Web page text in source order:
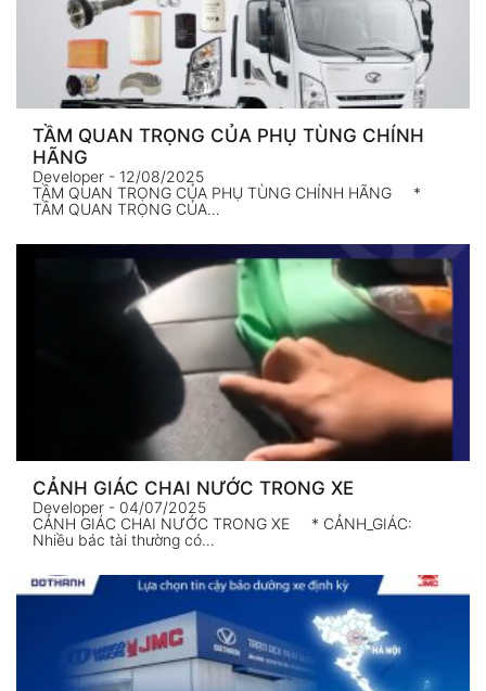
TẦM QUAN TRỌNG CỦA PHỤ TÙNG CHÍNH
HÃNG
Developer - 12/08/2025
TẦM QUAN TRỌNG CỦA PHỤ TÙNG CHÍNH HÃNG *
TẦM QUAN TRỌNG CỦA…
CẢNH GIÁC CHAI NƯỚC TRONG XE
Developer - 04/07/2025
CẢNH GIÁC CHAI NƯỚC TRONG XE * CẢNH_GIÁC:
Nhiều bác tài thường có…